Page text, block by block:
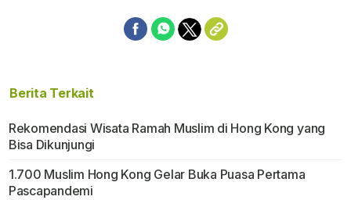
Berita Terkait
Rekomendasi Wisata Ramah Muslim di Hong Kong yang
Bisa Dikunjungi
1.700 Muslim Hong Kong Gelar Buka Puasa Pertama
Pascapandemi